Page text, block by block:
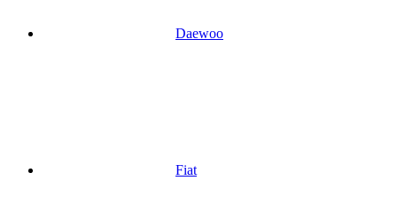
Daewoo
Fiat